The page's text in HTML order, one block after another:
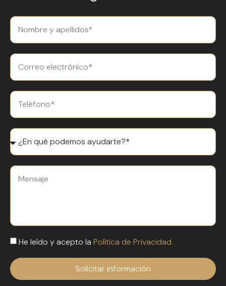
He leído y acepto la Política de Privacidad
Solicitar información